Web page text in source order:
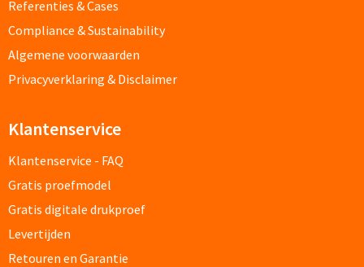
Documentmappen bedrukken
Klemborden bedrukken
Memo's
Memoblaadjes bedrukken
Memo boekjes bedrukken
Memo sets bedrukken
Kubusblokken bedrukken
Referenties & Cases
Compliance & Sustainability
Algemene voorwaarden
Privacyverklaring & Disclaimer
Klantenservice
Klantenservice - FAQ
Gratis proefmodel
Gratis digitale drukproef
Levertijden
Retouren en Garantie